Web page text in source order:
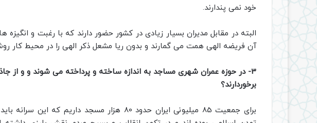
خود نمی پندارند.
البته در مقابل مدیران بسیار زیادی در کشور حضور دارند که با رغبت و
آن فریضه الهی همت می گمارند و بدون ریا مشعل ذکر الهی را در محیط کار
3- در حوزه عمران شهری مساجد به اندازه ساخته و پرداخته می شوند و و از
برخوردارند؟
برای جمعیت 85 میلیونی ایران حدود 80 هزار مسجد